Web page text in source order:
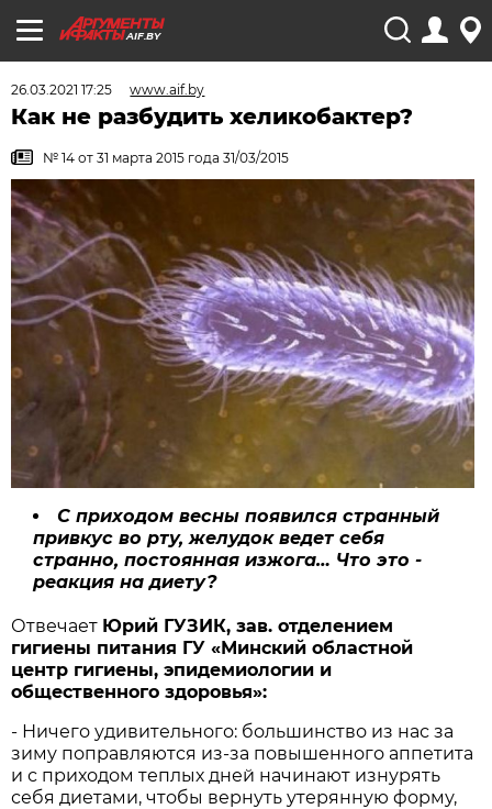
AIF.BY
26.03.2021 17:25 www.aif.by
Как не разбудить хеликобактер?
№ 14 от 31 марта 2015 года 31/03/2015
С приходом весны появился странный
привкус во рту, желудок ведет себя
странно, постоянная изжога… Что это -
реакция на диету?
Отвечает Юрий ГУЗИК, зав. отделением
гигиены питания ГУ «Минский областной
центр гигиены, эпидемиологии и
общественного здоровья»:
- Ничего удивительного: большинство из нас за
зиму поправляются из-за повышенного аппетита
и с приходом теплых дней начинают изнурять
себя диетами, чтобы вернуть утерянную форму,